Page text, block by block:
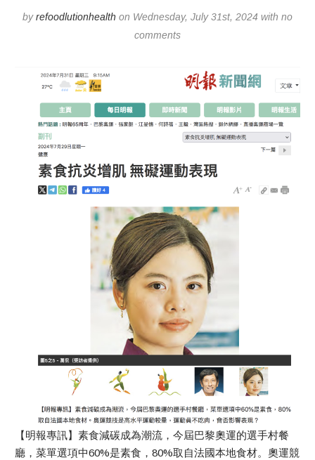
byrefoodlutionhealth on Wednesday, July 31st, 2024 with no
comments
【明報專訊】素食減碳成為潮流，今屆巴黎奧運的選手村餐
廳，菜單選項中60%是素食，80%取自法國本地食材。奧運競